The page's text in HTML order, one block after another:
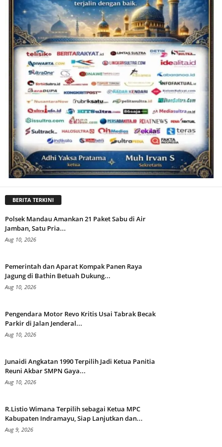
BERITA TERKINI
Polsek Mandau Amankan 21 Paket Sabu di Air
Jamban, Satu Pria...
Aug 10, 2026
Pemerintah dan Aparat Kompak Panen Raya
Jagung di Bathin Betuah Dukung...
Aug 10, 2026
Pengendara Motor Revo Kritis Usai Tabrak Becak
Parkir di Jalan Jenderal...
Aug 10, 2026
Junaidi Angkatan 1990 Terpilih Jadi Ketua Panitia
Reuni Akbar SMPN Gaya...
Aug 10, 2026
R.Listio Wimana Terpilih sebagai Ketua MPC
Kabupaten Indramayu, Siap Lanjutkan dan...
Aug 9, 2026